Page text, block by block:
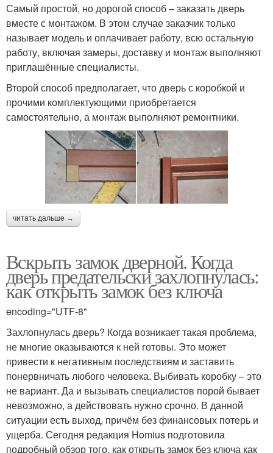
Самый простой, но дорогой способ – заказать дверь
вместе с монтажом. В этом случае заказчик только
называет модель и оплачивает работу, всю остальную
работу, включая замеры, доставку и монтаж выполняют
приглашённые специалисты.
Второй способ предполагает, что дверь с коробкой и
прочими комплектующими приобретается
самостоятельно, а монтаж выполняют ремонтники.
читать дальше →
Вскрыть замок дверной. Когда
дверь предательски захлопнулась:
как открыть замок без ключа
encoding="UTF-8"
Захлопнулась дверь? Когда возникает такая проблема,
не многие оказываются к ней готовы. Это может
привести к негативным последствиям и заставить
понервничать любого человека. Выбивать коробку – это
не вариант. Да и вызывать специалистов порой бывает
невозможно, а действовать нужно срочно. В данной
ситуации есть выход, причём без финансовых потерь и
ущерба. Сегодня редакция Homius подготовила
подробный обзор того, как открыть замок без ключа как